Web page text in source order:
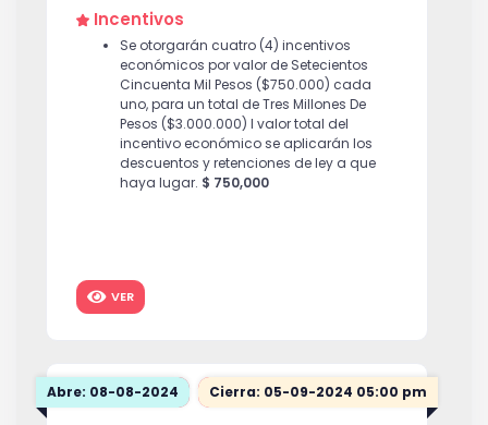
Incentivos
Se otorgarán cuatro (4) incentivos
económicos por valor de Setecientos
Cincuenta Mil Pesos ($750.000) cada
uno, para un total de Tres Millones De
Pesos ($3.000.000) l valor total del
incentivo económico se aplicarán los
descuentos y retenciones de ley a que
haya lugar. $ 750,000
VER
Abre: 08-08-2024 Cierra: 05-09-2024 05:00 pm